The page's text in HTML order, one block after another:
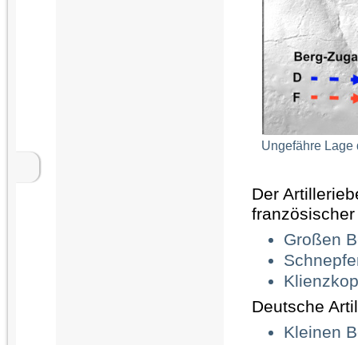
Ungefähre Lage
Der
Großen
Deutsche
Kleinen